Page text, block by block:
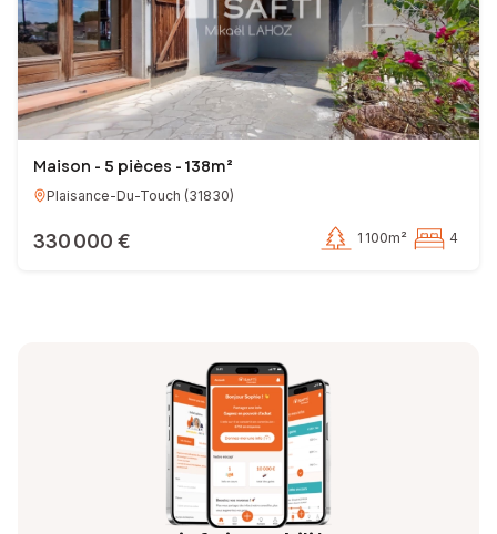
Maison - 5 pièces - 138m²
Plaisance-Du-Touch (31830)
330 000 € 1 100m² 4